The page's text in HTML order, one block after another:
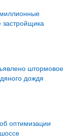
застройщика
штормовое
дождя
оптимизации